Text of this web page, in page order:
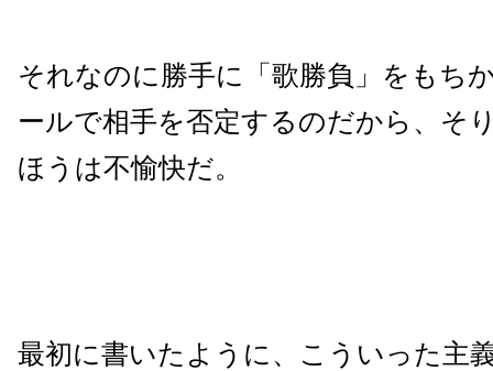
それなのに勝手に「歌勝負」をもち
ールで相手を否定するのだから、そ
ほうは不愉快だ。
最初に書いたように、こういった主